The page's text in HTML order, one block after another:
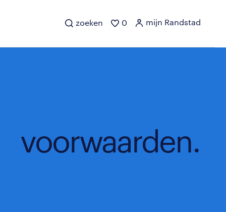
zoeken 0 mijn Randstad
voorwaarden.